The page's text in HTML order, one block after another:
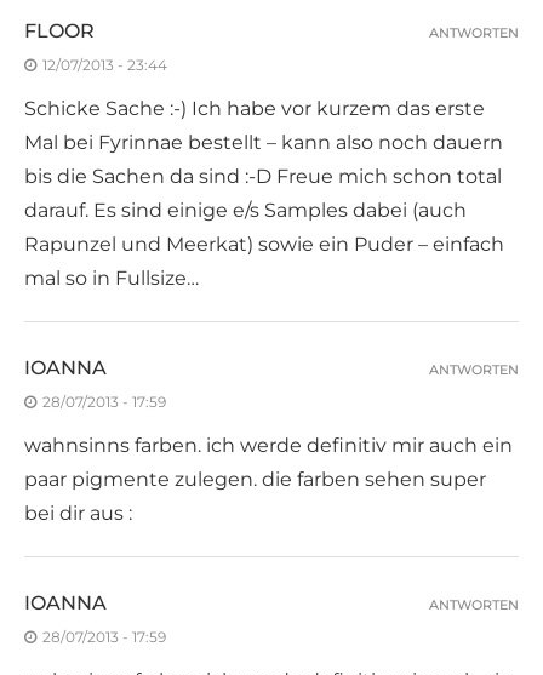
FLOOR
12/07/2013 - 23:44
Schicke Sache :-) Ich habe vor kurzem das erste
Mal bei Fyrinnae bestellt – kann also noch dauern
bis die Sachen da sind :-D Freue mich schon total
darauf. Es sind einige e/s Samples dabei (auch
Rapunzel und Meerkat) sowie ein Puder – einfach
mal so in Fullsize…
ANTWORTEN
IOANNA
28/07/2013 - 17:59
wahnsinns farben. ich werde definitiv mir auch ein
paar pigmente zulegen. die farben sehen super
bei dir aus :
ANTWORTEN
IOANNA
28/07/2013 - 17:59
ANTWORTEN